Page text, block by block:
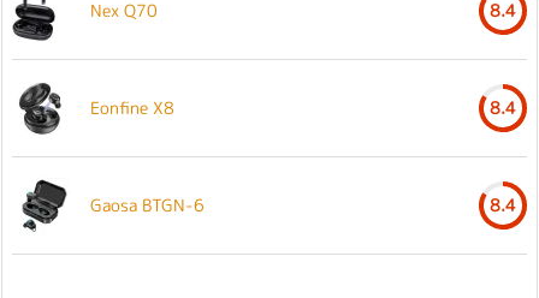
Nex Q70 8.4
Eonfine X8 8.4
Gaosa BTGN-6 8.4